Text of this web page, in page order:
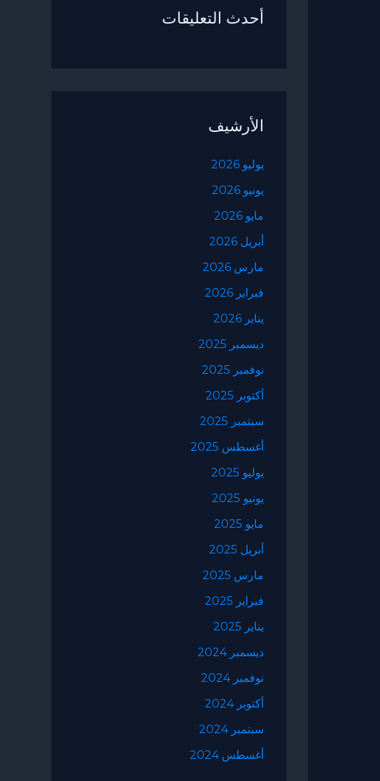
أحدث التعليقات
الأرشيف
يوليو 2026
يونيو 2026
مايو 2026
أبريل 2026
مارس 2026
فبراير 2026
يناير 2026
ديسمبر 2025
نوفمبر 2025
أكتوبر 2025
سبتمبر 2025
أغسطس 2025
يوليو 2025
يونيو 2025
مايو 2025
أبريل 2025
مارس 2025
فبراير 2025
يناير 2025
ديسمبر 2024
نوفمبر 2024
أكتوبر 2024
سبتمبر 2024
أغسطس 2024